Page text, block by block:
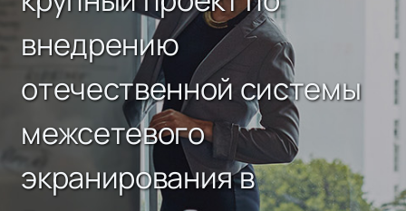
внедрению
отечественной системы
межсетевого
экранирования в